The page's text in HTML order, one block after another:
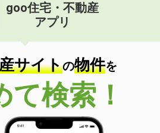
goo住宅・不動産
アプリ
サイトの物件を
て検索！